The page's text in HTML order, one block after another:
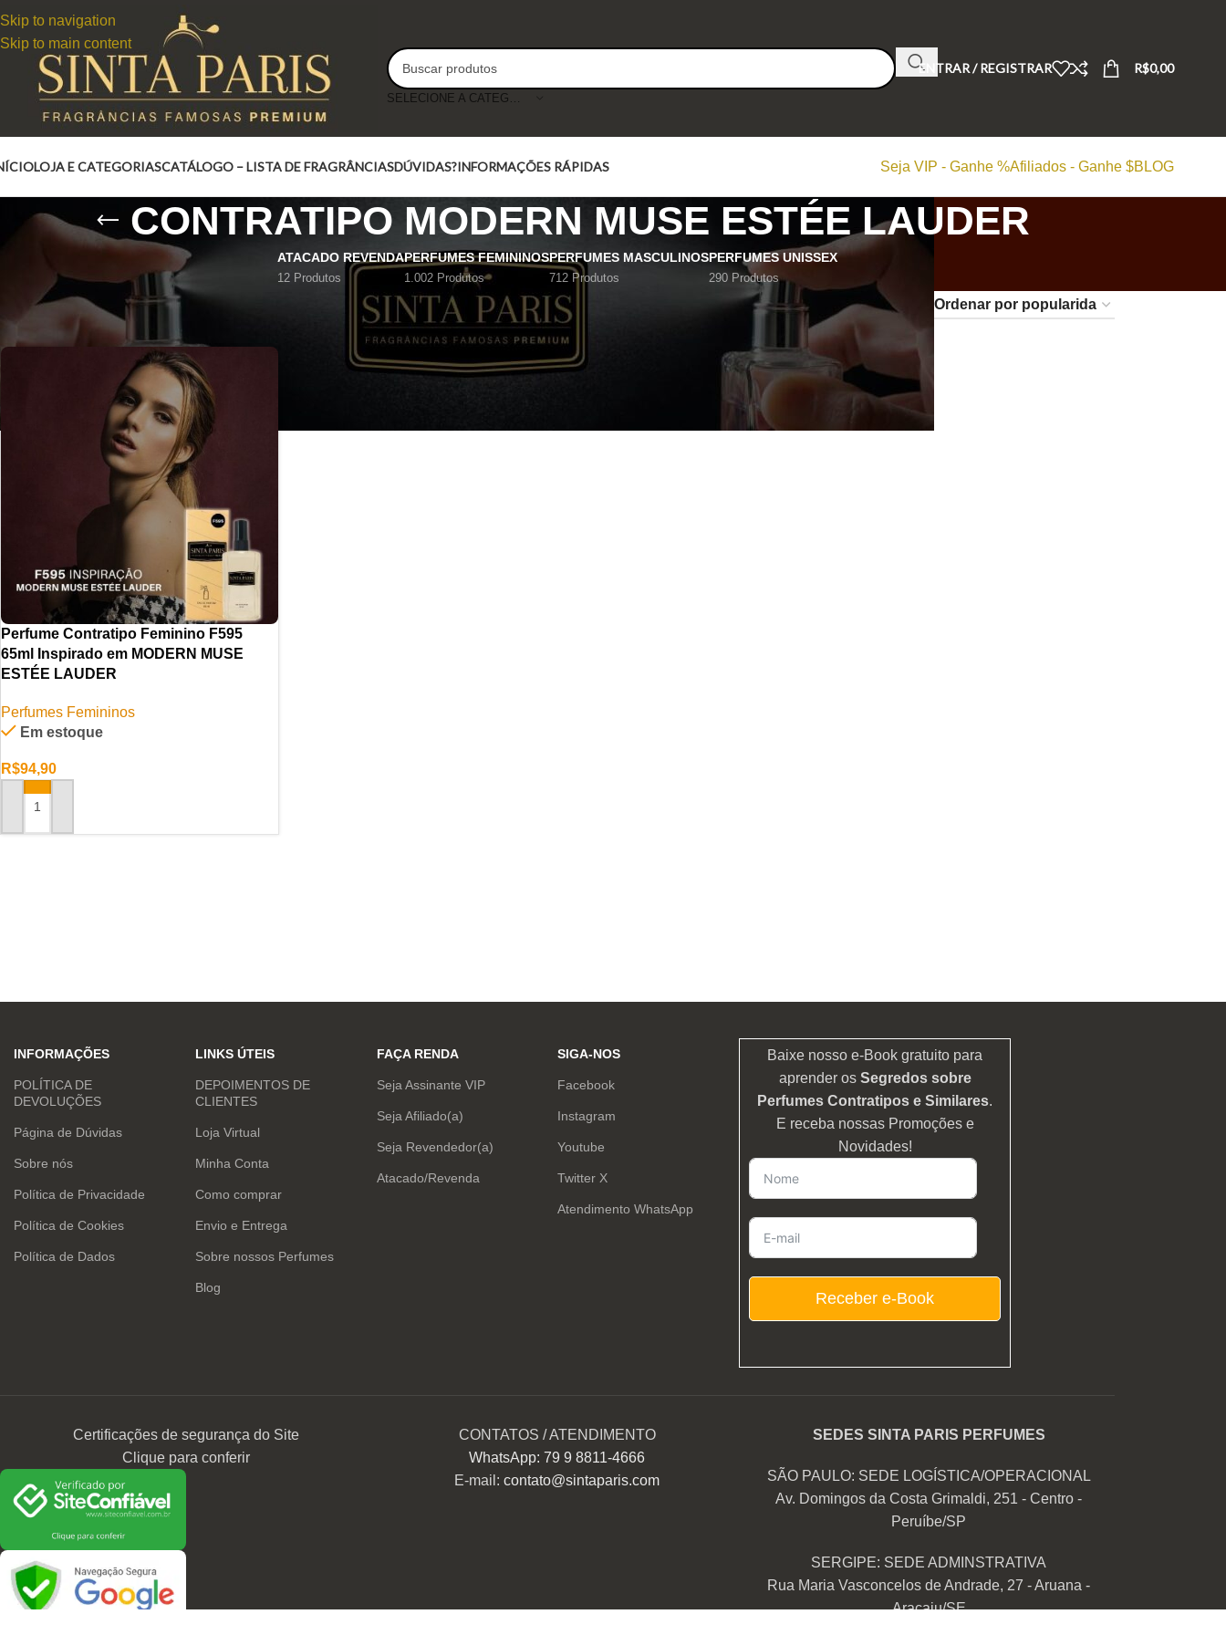
Skip to navigation
Skip to main content
SELECIONE A CATEGORIA
ENTRAR / REGISTRAR R$0,00
LOJA E CATEGORIASCATÁLOGO – LISTA DE FRAGRÂNCIASDÚVIDAS?INFORMAÇÕES RÁPIDAS Seja VIP - Ganhe %Afiliados - Ganhe $BLOG
CONTRATIPO MODERN MUSE ESTÉE LAUDER
ATACADO REVENDA
12 Produtos
PERFUMES FEMININOS
1.002 Produtos
PERFUMES MASCULINOS
712 Produtos
PERFUMES UNISSEX
290 Produtos
CONTRATIPO MODERN MUSE ESTÉE LAUDER Mostrar 9 12 18 24
Perfume Contratipo Feminino F595
65ml Inspirado em MODERN MUSE
ESTÉE LAUDER
Perfumes Femininos
Em estoque
R$94,90
ADICIONAR AO CARRINHO
INFORMAÇÕES
POLÍTICA DE
DEVOLUÇÕES
Página de Dúvidas
Sobre nós
Política de Privacidade
Política de Cookies
Política de Dados
LINKS ÚTEIS
DEPOIMENTOS DE
CLIENTES
Loja Virtual
Minha Conta
Como comprar
Envio e Entrega
Sobre nossos Perfumes
Blog
FAÇA RENDA
Seja Assinante VIP
Seja Afiliado(a)
Seja Revendedor(a)
Atacado/Revenda
SIGA-NOS
Facebook
Instagram
Youtube
Twitter X
Atendimento WhatsApp
Baixe nosso e-Book gratuito para
aprender os Segredos sobre
Perfumes Contratipos e Similares.
E receba nossas Promoções e
Novidades!
Receber e-Book
Certificações de segurança do Site
Clique para conferir
CONTATOS / ATENDIMENTO
WhatsApp: 79 9 8811-4666
E-mail:contato@sintaparis.com
SEDES SINTA PARIS PERFUMES
SÃO PAULO: SEDE LOGÍSTICA/OPERACIONAL
Av. Domingos da Costa Grimaldi, 251 - Centro -
Peruíbe/SP
SERGIPE: SEDE ADMINSTRATIVA
Rua Maria Vasconcelos de Andrade, 27 - Aruana -
Aracaju/SE